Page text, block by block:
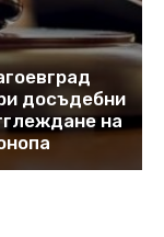
досъдебни
на